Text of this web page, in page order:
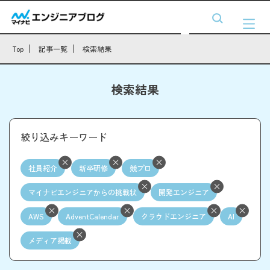
Top 記事一覧 検索結果
検索結果
絞り込みキーワード
社員紹介 新卒研修 競プロ
マイナビエンジニアからの挑戦状 開発エンジニア
AWS AdventCalendar クラウドエンジニア AI
メディア掲載